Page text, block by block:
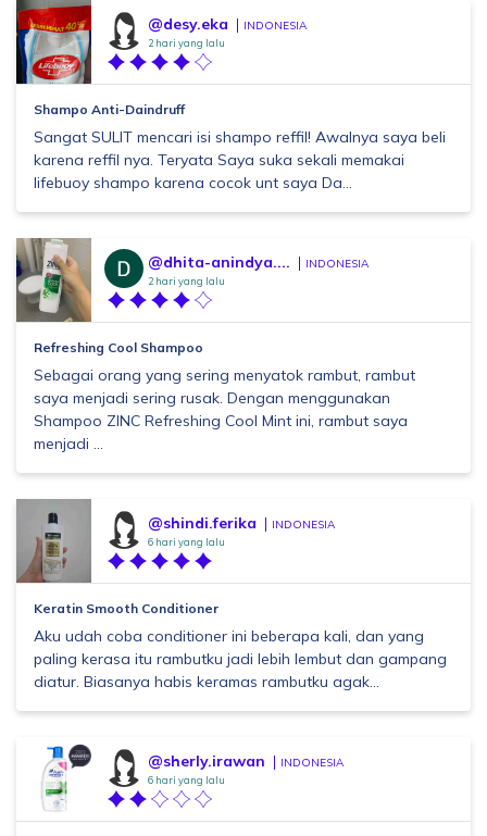
@desy.eka INDONESIA
2 hari yang lalu
Shampo Anti-Daindruff
Sangat SULIT mencari isi shampo reffil! Awalnya saya beli
karena reffil nya. Teryata Saya suka sekali memakai
lifebuoy shampo karena cocok unt saya Da...
@dhita-anindya.... INDONESIA
2 hari yang lalu
Refreshing Cool Shampoo
Sebagai orang yang sering menyatok rambut, rambut
saya menjadi sering rusak. Dengan menggunakan
Shampoo ZINC Refreshing Cool Mint ini, rambut saya
menjadi ...
@shindi.ferika INDONESIA
6 hari yang lalu
Keratin Smooth Conditioner
Aku udah coba conditioner ini beberapa kali, dan yang
paling kerasa itu rambutku jadi lebih lembut dan gampang
diatur. Biasanya habis keramas rambutku agak...
@sherly.irawan INDONESIA
6 hari yang lalu